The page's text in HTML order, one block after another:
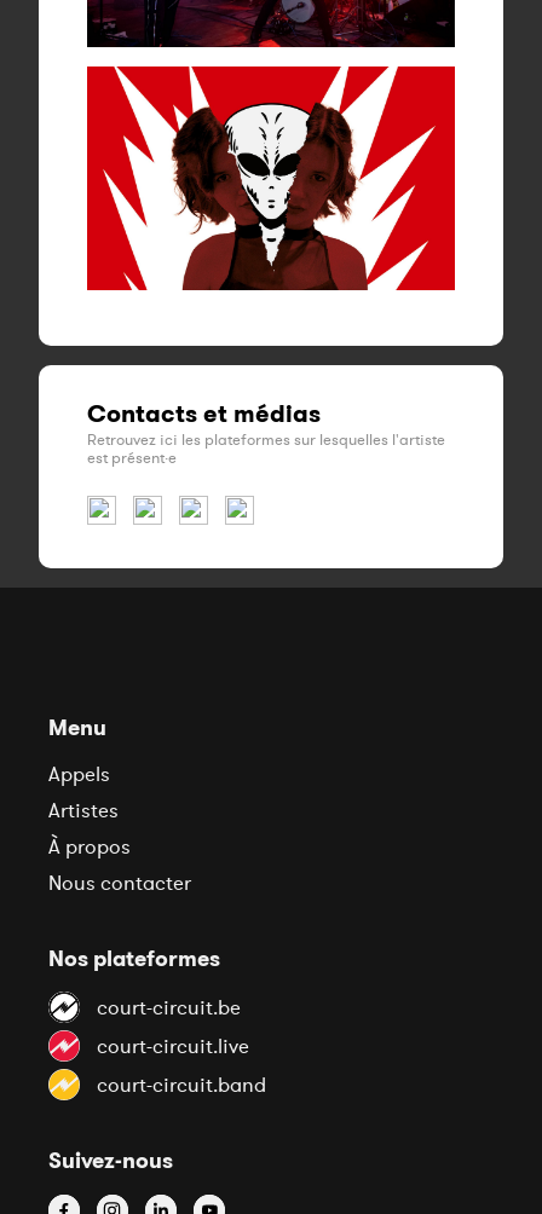
Contacts et médias
Retrouvez ici les plateformes sur lesquelles l'artiste
est présent·e
Menu
Appels
Artistes
À propos
Nous contacter
Nos plateformes
court-circuit.be
court-circuit.live
court-circuit.band
Suivez-nous